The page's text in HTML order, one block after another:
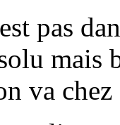
pas
mais
va